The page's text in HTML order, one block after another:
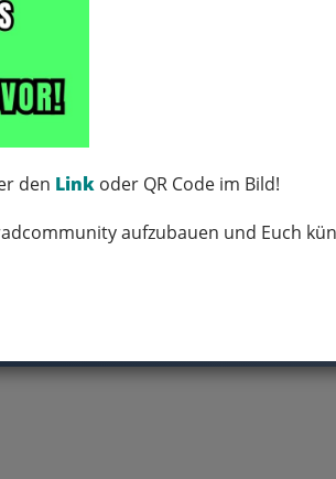
den Link oder QR Code im Bild!
aufzubauen und Euch